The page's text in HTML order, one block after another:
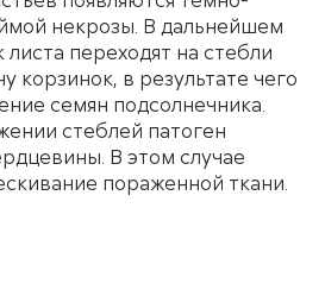
некрозы. В дальнейшем
переходят на стебли
корзинок, в результате чего
семян подсолнечника.
стеблей патоген
В этом случае
пораженной ткани.